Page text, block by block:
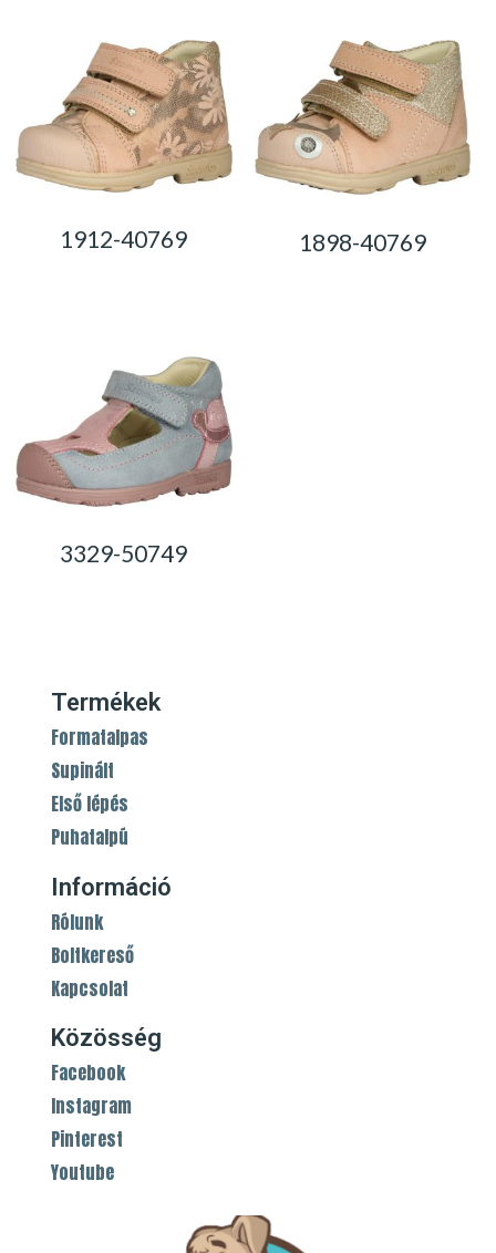
1912-40769 1898-40769
3329-50749
Termékek
Formatalpas
Supinált
Első lépés
Puhatalpú
Információ
Rólunk
Boltkereső
Kapcsolat
Közösség
Facebook
Instagram
Pinterest
Youtube